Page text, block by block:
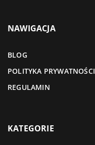
NAWIGACJA
BLOG
POLITYKA PRYWATNOŚCI
REGULAMIN
KATEGORIE